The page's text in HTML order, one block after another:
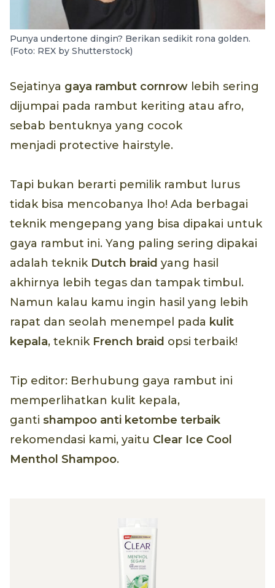
Punya undertone dingin? Berikan sedikit rona golden.
(Foto: REX by Shutterstock)
Sejatinya gaya rambut cornrow lebih sering
dijumpai pada rambut keriting atau afro,
sebab bentuknya yang cocok
menjadi protective hairstyle.
Tapi bukan berarti pemilik rambut lurus
tidak bisa mencobanya lho! Ada berbagai
teknik mengepang yang bisa dipakai untuk
gaya rambut ini. Yang paling sering dipakai
adalah teknik Dutch braid yang hasil
akhirnya lebih tegas dan tampak timbul.
Namun kalau kamu ingin hasil yang lebih
rapat dan seolah menempel pada kulit
kepala, teknik French braid opsi terbaik!
Tip editor: Berhubung gaya rambut ini
memperlihatkan kulit kepala,
ganti shampoo anti ketombe terbaik
rekomendasi kami, yaitu Clear Ice Cool
Menthol Shampoo.